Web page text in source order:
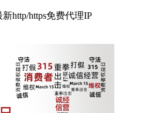
http/https免费代理IP